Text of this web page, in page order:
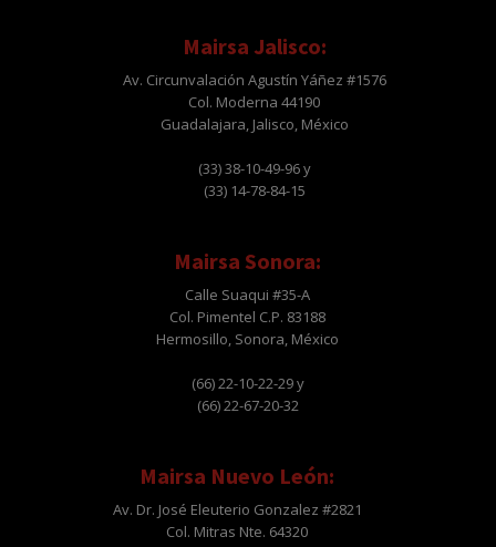
Mairsa Jalisco:
Av. Circunvalación Agustín Yáñez #1576
Col. Moderna 44190
Guadalajara, Jalisco, México
(33) 38-10-49-96 y
(33) 14-78-84-15
Mairsa Sonora:
Calle Suaqui #35-A
Col. Pimentel C.P. 83188
Hermosillo, Sonora, México
(66) 22-10-22-29 y
(66) 22-67-20-32
Mairsa Nuevo León:
Av. Dr. José Eleuterio Gonzalez #2821
Col. Mitras Nte. 64320